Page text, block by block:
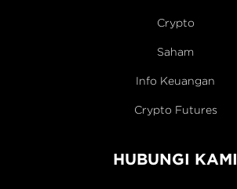
Crypto
Saham
Info Keuangan
Crypto Futures
HUBUNGI KAMI